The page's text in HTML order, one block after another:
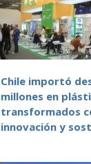
Chile importó
millones en
transformados
innovación y